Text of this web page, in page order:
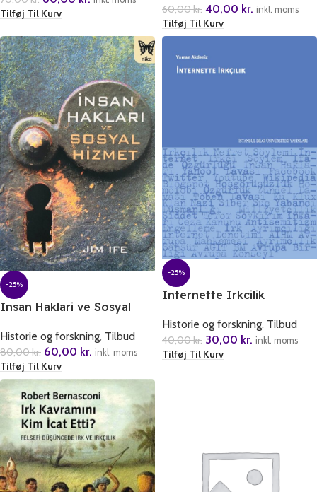
Tilføj Til Kurv 60,00kr. 40,00 kr. inkl. moms
Tilføj Til Kurv
-25%
Insan Haklari ve Sosyal
Historie og forskning, Tilbud
80,00kr. 60,00 kr. inkl. moms
Tilføj Til Kurv
-25%
Internette Irkcilik
Historie og forskning, Tilbud
40,00kr. 30,00 kr. inkl. moms
Tilføj Til Kurv